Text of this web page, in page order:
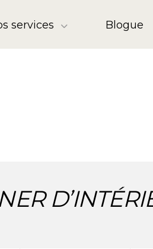
services Blogue